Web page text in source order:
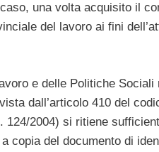
una volta acquisito il
del lavoro ai fini
e delle Politiche Sociali
dall’articolo 410 del
124/2004) si ritiene
copia del documento di